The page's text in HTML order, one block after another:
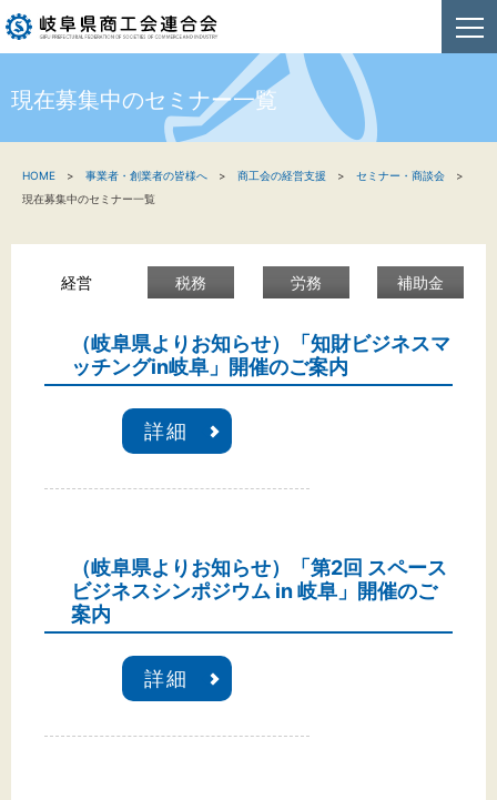
新着情報
関係機関の方へ
商工会連合会について
お問い合わせ
現在募集中のセミナー一覧
HOME 事業者・創業者の皆様へ 商工会の経営支援
セミナー・商談会
現在募集中のセミナー一覧
経営 税務 労務 補助金
（岐阜県よりお知らせ）「知財ビジネスマ
ッチングin岐阜」開催のご案内
詳細
（岐阜県よりお知らせ）「第2回 スペース
ビジネスシンポジウム in 岐阜」開催のご
案内
詳細